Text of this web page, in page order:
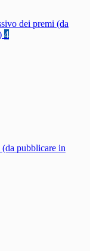
dei premi (da
4
pubblicare in